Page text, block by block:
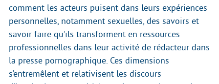
comment les acteurs puisent dans leurs expériences
personnelles, notamment sexuelles, des savoirs et
savoir faire qu’ils transforment en ressources
professionnelles dans leur activité de rédacteur dans
la presse pornographique. Ces dimensions
s’entremêlent et relativisent les discours